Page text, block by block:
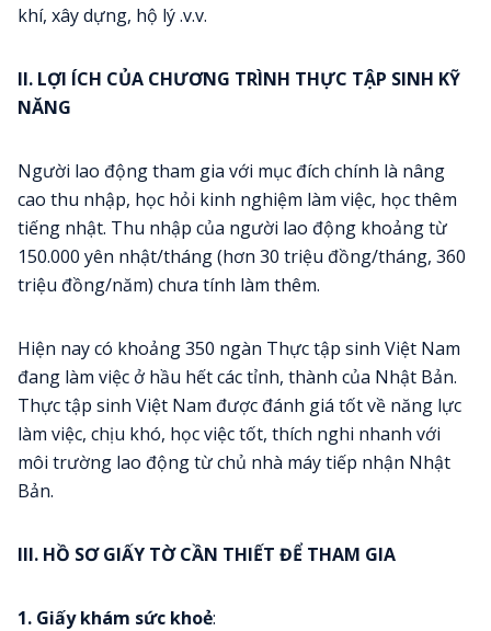
khí, xây dựng, hộ lý .v.v.
II. LỢI ÍCH CỦA CHƯƠNG TRÌNH THỰC TẬP SINH KỸ
NĂNG
Người lao động tham gia với mục đích chính là nâng
cao thu nhập, học hỏi kinh nghiệm làm việc, học thêm
tiếng nhật. Thu nhập của người lao động khoảng từ
150.000 yên nhật/tháng (hơn 30 triệu đồng/tháng, 360
triệu đồng/năm) chưa tính làm thêm.
Hiện nay có khoảng 350 ngàn Thực tập sinh Việt Nam
đang làm việc ở hầu hết các tỉnh, thành của Nhật Bản.
Thực tập sinh Việt Nam được đánh giá tốt về năng lực
làm việc, chịu khó, học việc tốt, thích nghi nhanh với
môi trường lao động từ chủ nhà máy tiếp nhận Nhật
Bản.
III. HỒ SƠ GIẤY TỜ CẦN THIẾT ĐỂ THAM GIA
1. Giấy khám sức khoẻ: